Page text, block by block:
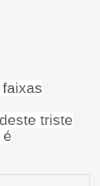
triste
é